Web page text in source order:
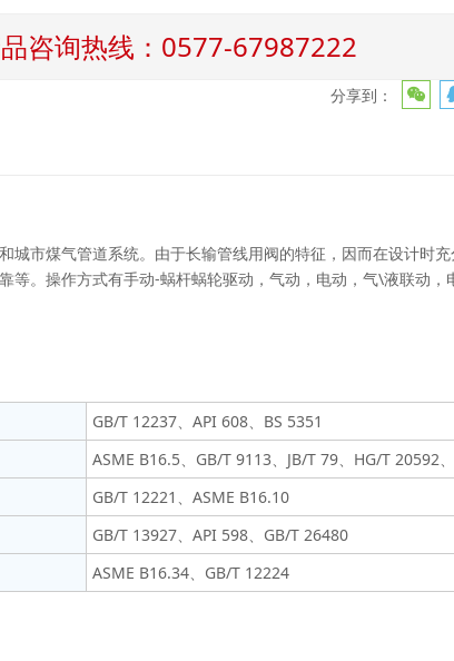
咨询热线：0577-67987222
分享到：
市煤气管道系统。由于长输管线用阀的特征，因而在设计时充
等。操作方式有手动-蜗杆蜗轮驱动，气动，电动，气\液联动，
GB/T 12237、API 608、BS 5351
ASME B16.5、GB/T 9113、JB/T 79、HG/T 20592
GB/T 12221、ASME B16.10
GB/T 13927、API 598、GB/T 26480
ASME B16.34、GB/T 12224